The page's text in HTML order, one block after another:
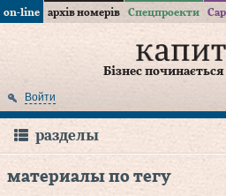
on-line архів номерів Спецпроекти
Бізнес
Войти
разделы
материалы по тегу